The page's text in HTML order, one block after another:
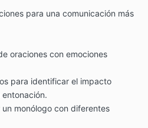
para una comunicación más
oraciones con emociones
para identificar el impacto
monólogo con diferentes